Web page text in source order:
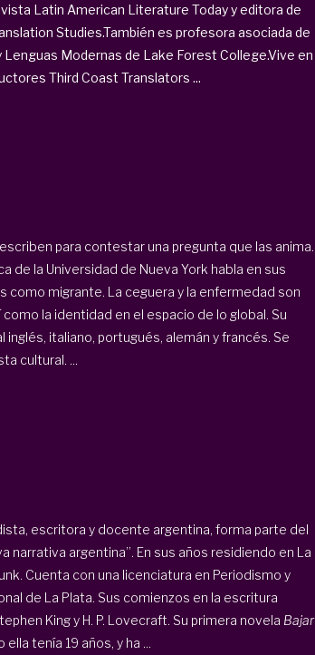
Latin American Literature Today y editora de
Studies.También es profesora asociada de
Modernas de Lake Forest College.Vive en
Third Coast Translators ...
para contestar una pregunta que las anima.
de la Universidad de Nueva York habla en sus
como migrante. La ceguera y la enfermedad son
la identidad en el espacio de lo global. Su
italiano, portugués, alemán y francés. Se
cultural. ...
escritora y docente argentina, forma parte del
argentina”. En sus años residiendo en La
Cuenta con una licenciatura en Periodismo y
de La Plata. Sus comienzos en la escritura
King y H. P. Lovecraft. Su primera novela Bajar
tenía 19 años, y ha ...